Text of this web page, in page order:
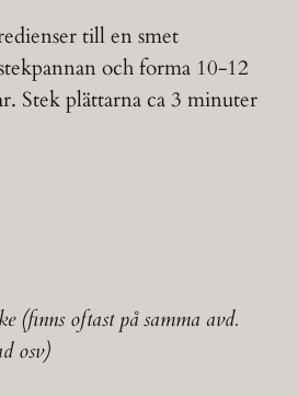
till en smet
och forma 10-12
Stek plättarna ca 3 minuter
(finns oftast på samma avd.
osv)